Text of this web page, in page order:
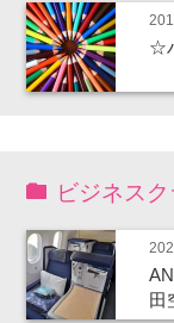
☆
ビジネス
田